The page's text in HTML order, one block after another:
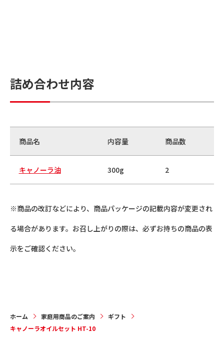
詰め合わせ内容
商品名 内容量 商品数
キャノーラ油 300g 2
※商品の改訂などにより、商品パッケージの記載内容が変更され
る場合があります。お召し上がりの際は、必ずお持ちの商品の表
示をご確認ください。
ホーム 家庭用商品のご案内
ギフト
キャノーラオイルセット HT-10